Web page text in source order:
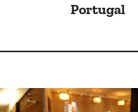
Portugal